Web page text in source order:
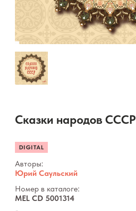
Сказки народов СССР
DIGITAL
Авторы:
Юрий Саульский
Номер в каталоге:
MEL CD 5001314